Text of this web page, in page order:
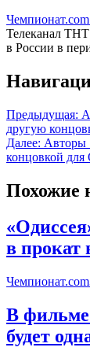
Чемпионат.com
Телеканал ТНТ
в России в
Предыдущая:
другую
Далее: Авторы
концовкой для
Похожие
в прокат
Чемпионат.com
В
будет